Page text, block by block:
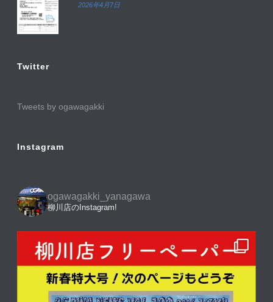
2026年4月7日
Twitter
Tweets by ogawagakki
Instagram
ogawagakki_yanagawa
柳川店のInstagram!